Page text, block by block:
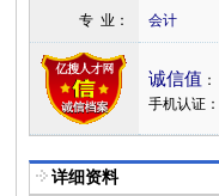
专 业： 会计
诚信值 ：
手机认证：
详细资料